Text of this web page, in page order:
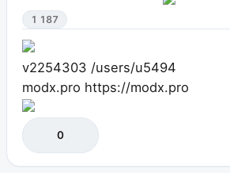
1 187
v2254303 /users/u5494
modx.pro https://modx.pro
0